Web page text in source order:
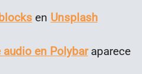
en Unsplash
audio en Polybaraparece